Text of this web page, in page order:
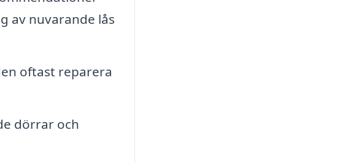
av nuvarande lås
oftast reparera
dörrar och